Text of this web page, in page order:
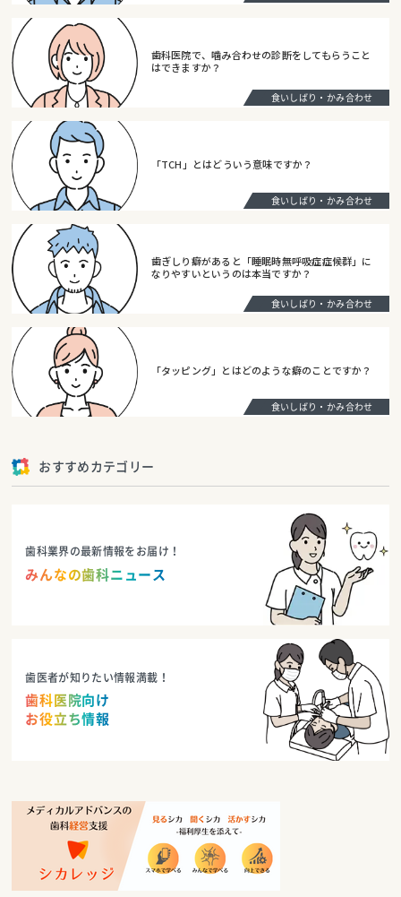
歯科医院で、噛み合わせの診断をしてもらうこと
はできますか？
食いしばり・かみ合わせ
「TCH」とはどういう意味ですか？
食いしばり・かみ合わせ
歯ぎしり癖があると「睡眠時無呼吸症症候群」に
なりやすいというのは本当ですか？
食いしばり・かみ合わせ
「タッピング」とはどのような癖のことですか？
食いしばり・かみ合わせ
おすすめカテゴリー
歯科業界の最新情報をお届け！
みんなの歯科ニュース
歯医者が知りたい情報満載！
歯科医院向け
お役立ち情報